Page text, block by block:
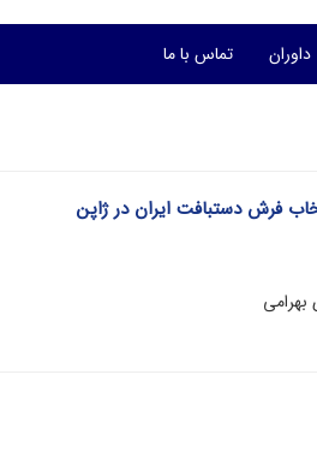
داوران تماس با ما
فرش دستبافت ایران در ژاپن